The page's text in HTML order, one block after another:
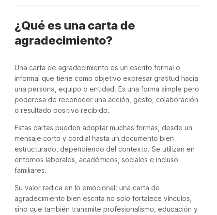
¿Qué es una carta de
agradecimiento?
Una carta de agradecimiento es un escrito formal o
informal que tiene como objetivo expresar gratitud hacia
una persona, equipo o entidad. Es una forma simple pero
poderosa de reconocer una acción, gesto, colaboración
o resultado positivo recibido.
Estas cartas pueden adoptar muchas formas, desde un
mensaje corto y cordial hasta un documento bien
estructurado, dependiendo del contexto. Se utilizan en
entornos laborales, académicos, sociales e incluso
familiares.
Su valor radica en lo emocional: una carta de
agradecimiento bien escrita no solo fortalece vínculos,
sino que también transmite profesionalismo, educación y